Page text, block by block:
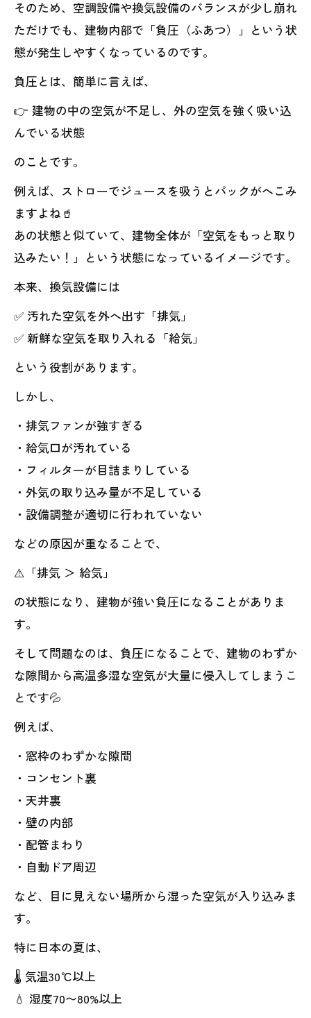
そのため、空調設備や換気設備のバランスが少し崩れ
ただけでも、建物内部で「負圧（ふあつ）」という状
態が発生しやすくなっているのです。
負圧とは、簡単に言えば、
👉 建物の中の空気が不足し、外の空気を強く吸い込
んでいる状態
のことです。
例えば、ストローでジュースを吸うとパックがへこみ
ますよね🥤
あの状態と似ていて、建物全体が「空気をもっと取り
込みたい！」という状態になっているイメージです。
本来、換気設備には
✅ 汚れた空気を外へ出す「排気」
✅ 新鮮な空気を取り入れる「給気」
という役割があります。
しかし、
・排気ファンが強すぎる
・給気口が汚れている
・フィルターが目詰まりしている
・外気の取り込み量が不足している
・設備調整が適切に行われていない
などの原因が重なることで、
⚠️「排気 ＞ 給気」
の状態になり、建物が強い負圧になることがありま
す。
そして問題なのは、負圧になることで、建物のわずか
な隙間から高温多湿な空気が大量に侵入してしまうこ
とです💦
例えば、
・窓枠のわずかな隙間
・コンセント裏
・天井裏
・壁の内部
・配管まわり
・自動ドア周辺
など、目に見えない場所から湿った空気が入り込みま
す。
特に日本の夏は、
🌡 気温30℃以上
💧 湿度70〜80%以上